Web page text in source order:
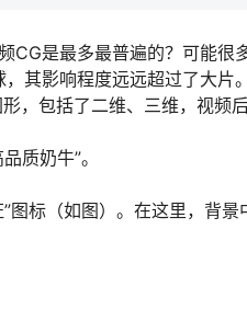
是最多最普遍的？可能很
其影响程度远远超过了大
，包括了二维、三维，视频后
质奶牛”。
标（如图）。在这里，背景